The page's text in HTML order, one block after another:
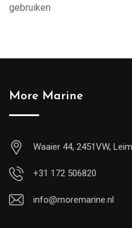
gebruiken
More Marine
Waaier 44, 2451VW,
+31 172 506820
info@moremarine.nl